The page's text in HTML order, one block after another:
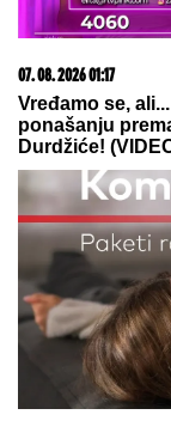
07. 08. 2026 01:17
Vređamo se,
ponašanju
Durdžiće!